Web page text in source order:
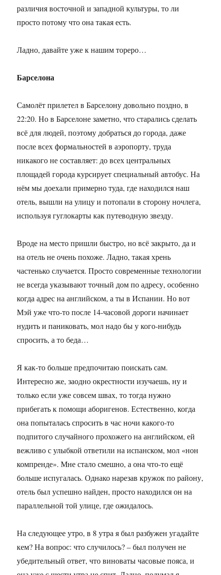
различия восточной и западной культуры, то ли
просто потому что она такая есть.
Ладно, давайте уже к нашим тореро…
Барселона
Самолёт прилетел в Барселону довольно поздно, в
22:20. Но в Барселоне заметно, что старались сделать
всё для людей, поэтому добраться до города, даже
после всех формальностей в аэропорту, труда
никакого не составляет: до всех центральных
площадей города курсирует специальный автобус. На
нём мы доехали примерно туда, где находился наш
отель, вышли на улицу и потопали в сторону ночлега,
используя гуглокарты как путеводную звезду.
Вроде на место пришли быстро, но всё закрыто, да и
на отель не очень похоже. Ладно, такая хрень
частенько случается. Просто современные технологии
не всегда указывают точный дом по адресу, особенно
когда адрес на английском, а ты в Испании. Но вот
Мэй уже что-то после 14-часовой дороги начинает
нудить и паниковать, мол надо бы у кого-нибудь
спросить, а то беда…
Я как-то больше предпочитаю поискать сам.
Интересно же, заодно окрестности изучаешь, ну и
только если уже совсем швах, то тогда нужно
прибегать к помощи аборигенов. Естественно, когда
она попыталась спросить в час ночи какого-то
подпитого случайного прохожего на английском, ей
вежливо с улыбкой ответили на испанском, мол «нон
компренде». Мне стало смешно, а она что-то ещё
больше испугалась. Однако нарезав кружок по району,
отель был успешно найден, просто находился он на
параллельной той улице, где ожидалось.
На следующее утро, в 8 утра я был разбужен угадайте
кем? На вопрос: что случилось? – был получен не
убедительный ответ, что виноваты часовые пояса, и